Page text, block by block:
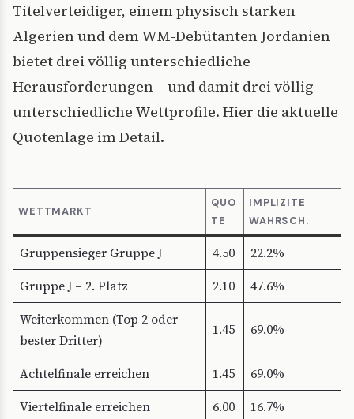
Titelverteidiger, einem physisch starken
Algerien und dem WM-Debütanten Jordanien
bietet drei völlig unterschiedliche
Herausforderungen – und damit drei völlig
unterschiedliche Wettprofile. Hier die aktuelle
Quotenlage im Detail.
WETTMARKT
QUO
TE
IMPLIZITE
WAHRSCH.
Gruppensieger Gruppe J 4.50
22.2%
Gruppe J – 2. Platz
2.10
47.6%
Weiterkommen (Top 2 oder
bester Dritter)
1.45 69.0%
Achtelfinale erreichen 1.45
69.0%
Viertelfinale erreichen
6.00 16.7%